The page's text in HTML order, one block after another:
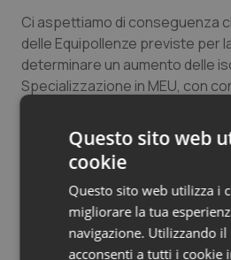
Tumore al seno
Tumore ovarico
Tumori gastrointestinali
Ulcera & Reflusso
Vaccini
Ci aspettiamo di conseguenza
delle Equipollenze previste per
determinare un aumento delle
Specializzazione in MEU, con
degli specializzandi in MEU,
attrattività e dignità della nostra
gestisce in emergenza il
cardiologico, pneumologico,
geriatrico e di numerose altre
Professor Francesco
Questo sito web
cookie
Questo sito web utilizza i
migliorare la tua
navigazione. Utilizzando
acconsenti a tutti i cookie